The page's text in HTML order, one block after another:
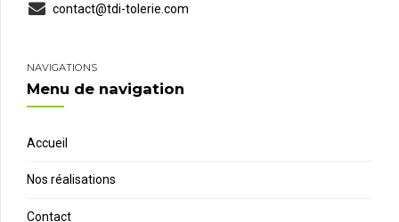
contact@tdi-tolerie.com
NAVIGATIONS
Menu de navigation
Accueil
Nos réalisations
Contact